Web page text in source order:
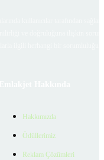
Hakkımızda
Ödüllerimiz
Reklam Çözümleri